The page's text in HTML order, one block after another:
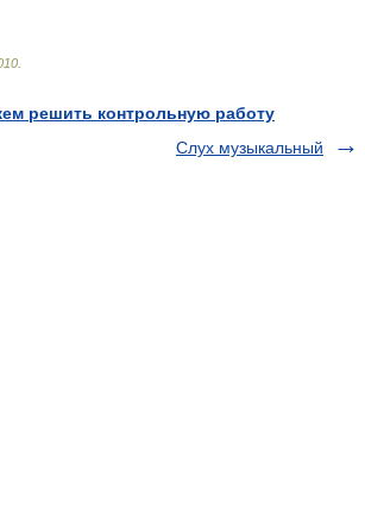
решить контрольную работу
Слух музыкальный